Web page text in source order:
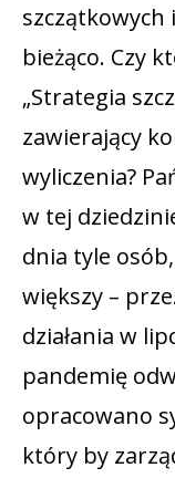
bieżąco. Czy
„Strategia
zawierający
wyliczenia?
w tej
dnia tyle
większy –
działania w
pandemię
opracowano
który by